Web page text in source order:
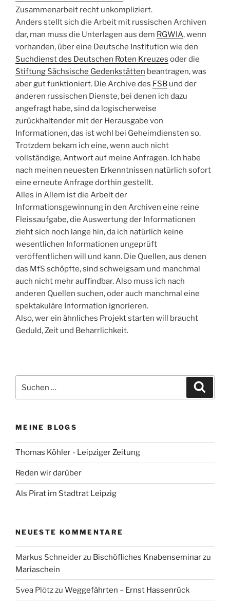
Zusammenarbeit recht unkompliziert.
Anders stellt sich die Arbeit mit russischen Archiven
dar, man muss die Unterlagen aus dem RGWIA, wenn
vorhanden, über eine Deutsche Institution wie den
Suchdienst des Deutschen Roten Kreuzes oder die
Stiftung Sächsische Gedenkstätten beantragen, was
aber gut funktioniert. Die Archive des FSB und der
anderen russischen Dienste, bei denen ich dazu
angefragt habe, sind da logischerweise
zurückhaltender mit der Herausgabe von
Informationen, das ist wohl bei Geheimdiensten so.
Trotzdem bekam ich eine, wenn auch nicht
vollständige, Antwort auf meine Anfragen. Ich habe
nach meinen neuesten Erkenntnissen natürlich sofort
eine erneute Anfrage dorthin gestellt.
Alles in Allem ist die Arbeit der
Informationsgewinnung in den Archiven eine reine
Fleissaufgabe, die Auswertung der Informationen
zieht sich noch lange hin, da ich natürlich keine
wesentlichen Informationen ungeprüft
veröffentlichen will und kann. Die Quellen, aus denen
das MfS schöpfte, sind schweigsam und manchmal
auch nicht mehr auffindbar. Also muss ich nach
anderen Quellen suchen, oder auch manchmal eine
spektakuläre Information ignorieren.
Also, wer ein ähnliches Projekt starten will braucht
Geduld, Zeit und Beharrlichkeit.
nach:
MEINE BLOGS
Thomas Köhler - Leipziger Zeitung
Reden wir darüber
Als Pirat im Stadtrat Leipzig
NEUESTE KOMMENTARE
Markus Schneiderzu Bischöfliches Knabenseminar zu
Mariaschein
Svea Plötzzu Weggefährten – Ernst Hassenrück